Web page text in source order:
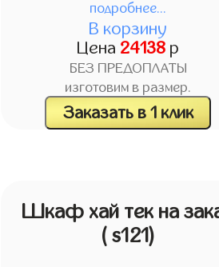
подробнее...
В корзину
Цена 24138 р
БЕЗ ПРЕДОПЛАТЫ
изготовим в размер.
Заказать в 1 клик
Шкаф хай тек на
( s121)